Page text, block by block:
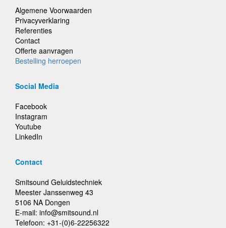
Algemene Voorwaarden
Privacyverklaring
Referenties
Contact
Offerte aanvragen
Bestelling herroepen
Social Media
Facebook
Instagram
Youtube
LinkedIn
Contact
Smitsound Geluidstechniek
Meester Janssenweg 43
5106 NA Dongen
E-mail: info@smitsound.nl
Telefoon: +31-(0)6-22256322